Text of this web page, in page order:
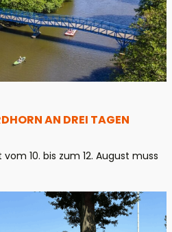
AN DREI TAGEN
10. bis zum 12. August muss